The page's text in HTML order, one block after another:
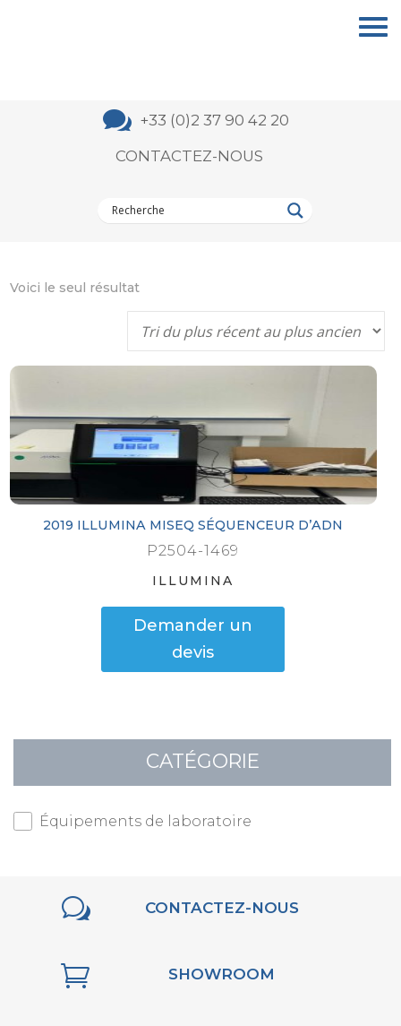
 +33 (0)2 37 90 42 20
CONTACTEZ-NOUS
Voici le seul résultat
2019 ILLUMINA MISEQ SÉQUENCEUR D’ADN
P2504-1469
ILLUMINA
Demander un
devis
CATÉGORIE
Équipements de laboratoire
w CONTACTEZ-NOUS
 SHOWROOM